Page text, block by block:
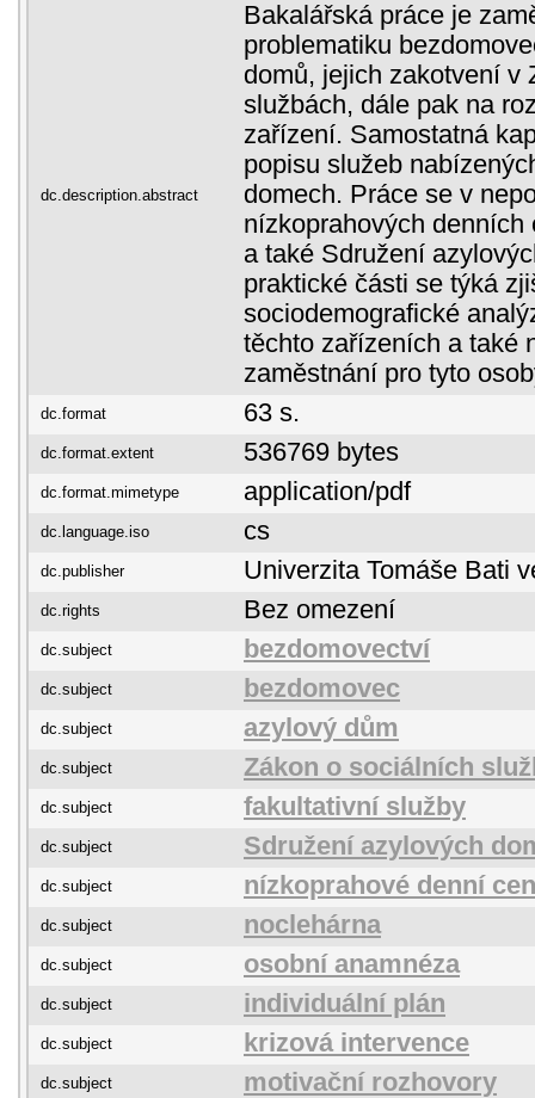
dc.description.abstract
Bakalářská práce je
problematiku
domů, jejich zakotvení v
službách, dále pak na
zařízení. Samostatná
popisu služeb
domech. Práce se v
nízkoprahových denních
a také Sdružení
praktické části se týká
sociodemografické
těchto zařízeních a také
zaměstnání pro tyto
dc.format 63 s.
dc.format.extent 536769 bytes
dc.format.mimetype application/pdf
dc.language.iso cs
dc.publisher Univerzita Tomáše Bati
dc.rights Bez omezení
dc.subject bezdomovectví
dc.subject bezdomovec
dc.subject azylový dům
dc.subject Zákon o sociálních
dc.subject fakultativní služby
dc.subject Sdružení azylových
dc.subject nízkoprahové denní
dc.subject noclehárna
dc.subject osobní anamnéza
dc.subject individuální plán
dc.subject krizová intervence
dc.subject motivační rozhovory